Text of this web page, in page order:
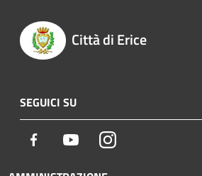
Città di Erice
SEGUICI SU
Facebook YoutubeInstagram